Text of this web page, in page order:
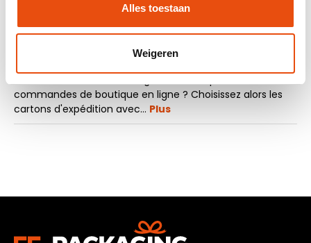
Alles toestaan
Weigeren
commandes de boutique en ligne ? Choisissez alors les
cartons d'expédition avec… Plus